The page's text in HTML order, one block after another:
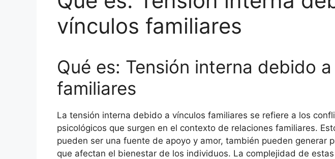
vínculos familiares
Qué es: Tensión interna debido
familiares
La tensión interna debido a vínculos familiares se refiere a los
psicológicos que surgen en el contexto de relaciones familiares.
pueden ser una fuente de apoyo y amor, también pueden generar
que afectan el bienestar de los individuos. La complejidad de